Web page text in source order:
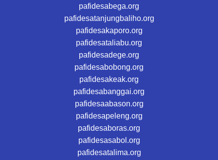
pafidesabega.org
pafidesatanjungbaliho.org
pafidesakaporo.org
pafidesataliabu.org
pafidesadege.org
pafidesabobong.org
pafidesakeak.org
pafidesabanggai.org
pafidesaabason.org
pafidesapeleng.org
pafidesaboras.org
pafidesasabol.org
pafidesatalima.org